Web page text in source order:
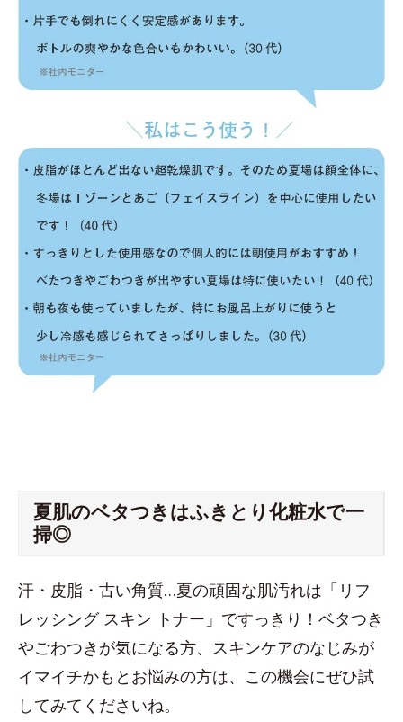
夏肌のベタつきはふきとり化粧水で一
掃◎
汗・皮脂・古い角質…夏の頑固な肌汚れは「リフ
レッシング スキン トナー」ですっきり！ベタつき
やごわつきが気になる方、スキンケアのなじみが
イマイチかもとお悩みの方は、この機会にぜひ試
してみてくださいね。